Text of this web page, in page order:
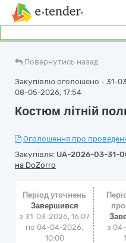
Повернутись назад
Закупівлю оголошено - 31-
08-05-2026, 17:54
Костюм літній
Оголошення про
Закупівля: UA-2026-03-31-
на DoZorro
Період уточнень
Завершився
з 31-03-2026, 16:07
по 04-04-2026,
10:00
з